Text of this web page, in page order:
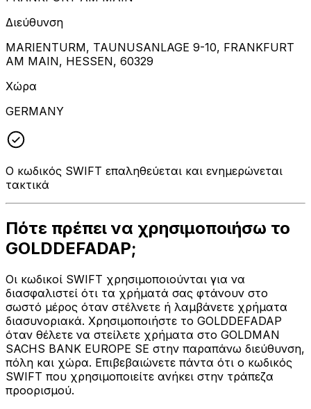
Διεύθυνση
MARIENTURM, TAUNUSANLAGE 9-10, FRANKFURT
AM MAIN, HESSEN, 60329
Χώρα
GERMANY
Ο κωδικός SWIFT επαληθεύεται και ενημερώνεται
τακτικά
Πότε πρέπει να χρησιμοποιήσω το
GOLDDEFADAP;
Οι κωδικοί SWIFT χρησιμοποιούνται για να
διασφαλιστεί ότι τα χρήματά σας φτάνουν στο
σωστό μέρος όταν στέλνετε ή λαμβάνετε χρήματα
διασυνοριακά. Χρησιμοποιήστε το GOLDDEFADAP
όταν θέλετε να στείλετε χρήματα στο GOLDMAN
SACHS BANK EUROPE SE στην παραπάνω διεύθυνση,
πόλη και χώρα. Επιβεβαιώνετε πάντα ότι ο κωδικός
SWIFT που χρησιμοποιείτε ανήκει στην τράπεζα
προορισμού.